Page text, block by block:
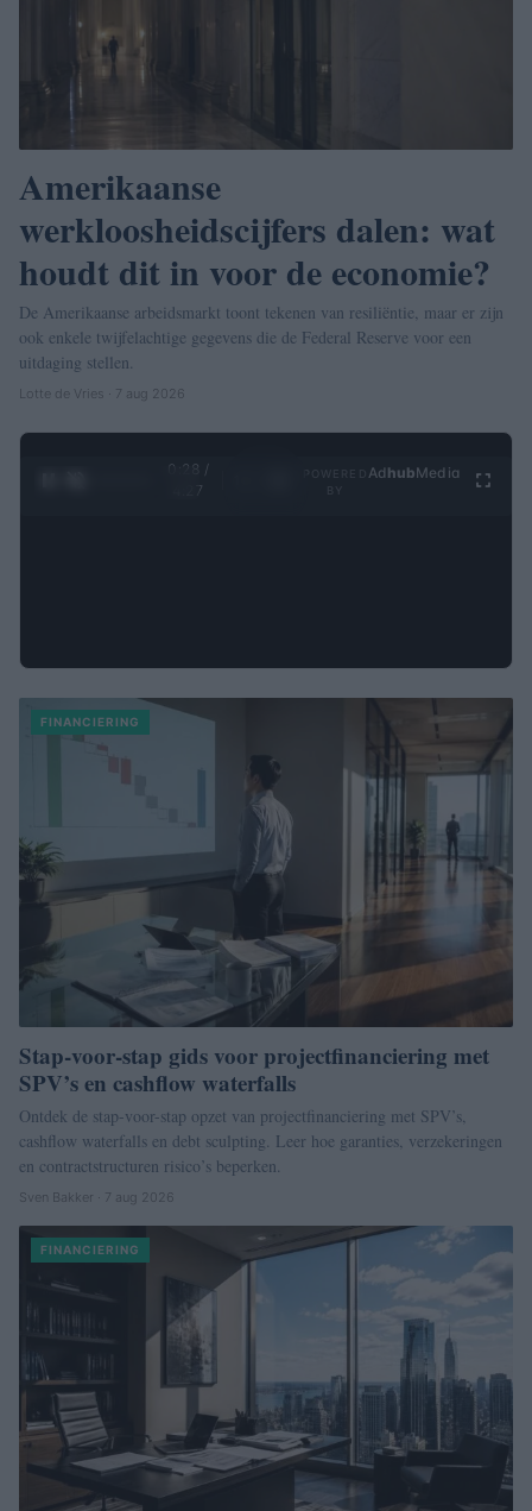
Amerikaanse
werkloosheidscijfers dalen: wat
houdt dit in voor de economie?
De Amerikaanse arbeidsmarkt toont tekenen van resiliëntie, maar er zijn
ook enkele twijfelachtige gegevens die de Federal Reserve voor een
uitdaging stellen.
Lotte de Vries · 7 aug 2026
0:29 /
4:27
Ad hubMedia
FINANCIERING
Stap-voor-stap gids voor projectfinanciering met
SPV’s en cashflow waterfalls
Ontdek de stap-voor-stap opzet van projectfinanciering met SPV’s,
cashflow waterfalls en debt sculpting. Leer hoe garanties, verzekeringen
en contractstructuren risico’s beperken.
Sven Bakker · 7 aug 2026
FINANCIERING